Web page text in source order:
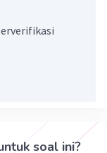
soal ini?